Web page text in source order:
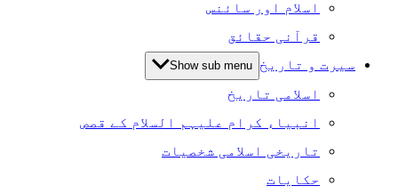
اسلام اور سائنس
قرآنی حقائق
سیرت و تاریخ Show sub menu
اسلامی تاریخ
انبیاء کرام علیہم السلام کے قصص
تاریخی اسلامی شخصیات
حکایات